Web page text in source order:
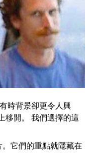
時背景卻更令人興
移開。 我們選擇的這
它們的重點就隱藏在